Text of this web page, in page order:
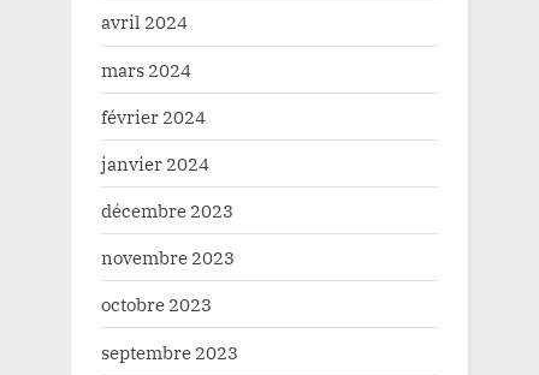
avril 2024
mars 2024
février 2024
janvier 2024
décembre 2023
novembre 2023
octobre 2023
septembre 2023